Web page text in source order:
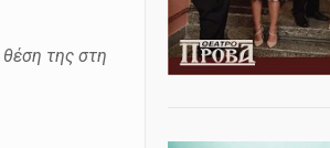
της στη